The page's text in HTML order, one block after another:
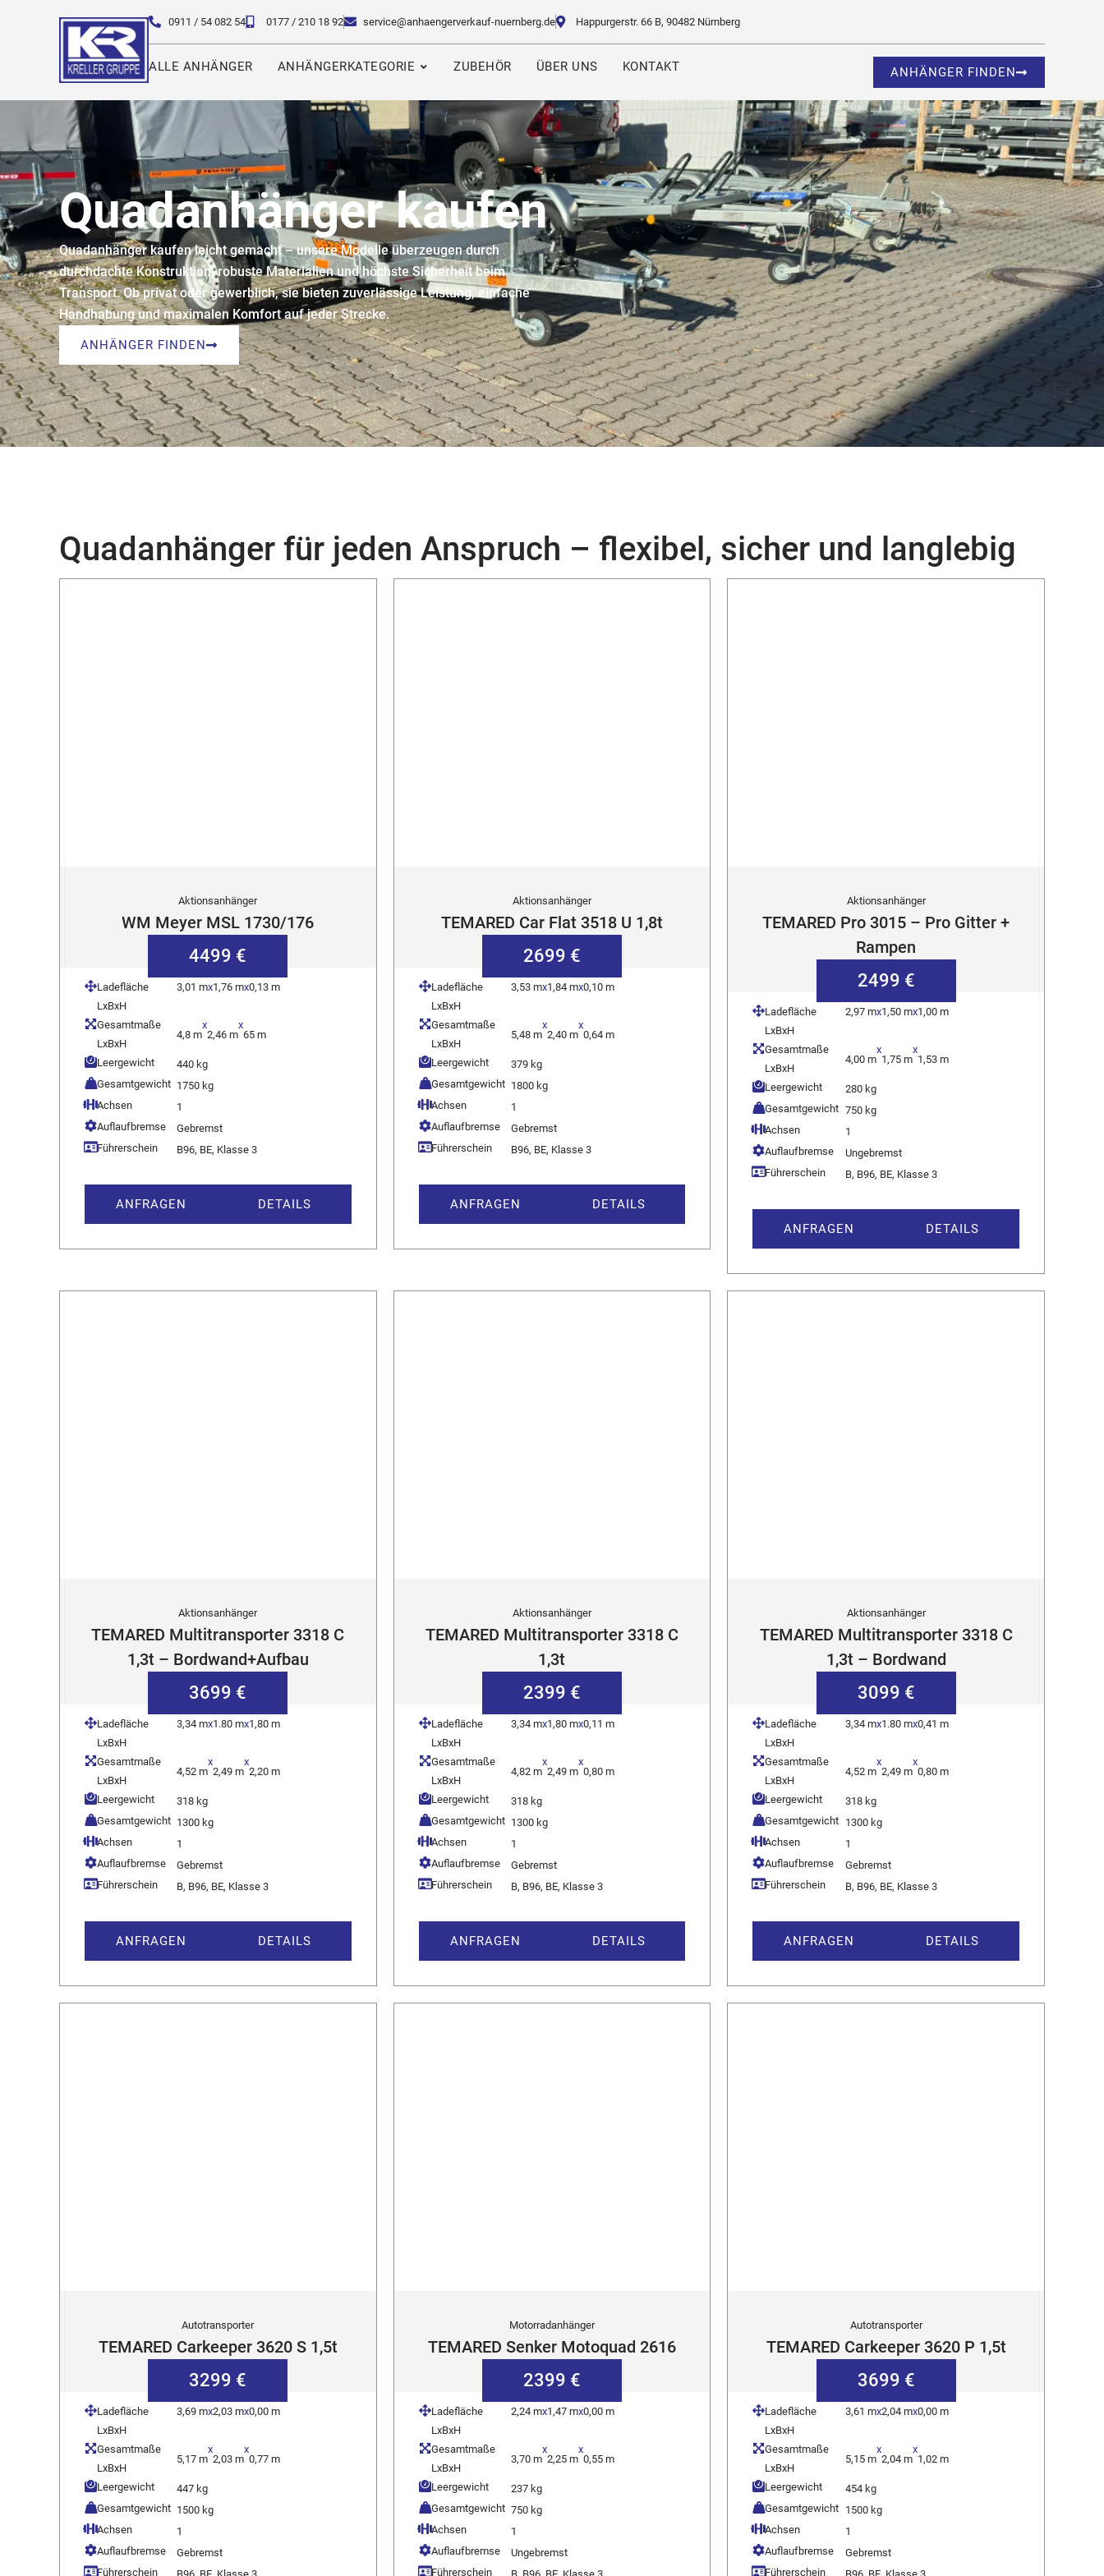
0911 / 54 082 54 0177 / 210 18 92 service@anhaengerverkauf-nuernberg.de Happurgerstr. 66 B, 90482 Nürnberg
ALLE ANHÄNGER ANHÄNGERKATEGORIE ZUBEHÖR ÜBER UNS KONTAKT ANHÄNGER FINDEN
Quadanhänger kaufen
Quadanhänger kaufen leicht gemacht – unsere Modelle überzeugen durch
durchdachte Konstruktion, robuste Materialien und höchste Sicherheit beim
Transport. Ob privat oder gewerblich, sie bieten zuverlässige Leistung, einfache
Handhabung und maximalen Komfort auf jeder Strecke.
ANHÄNGER FINDEN
Quadanhänger für jeden Anspruch – flexibel, sicher und langlebig
Aktionsanhänger
WM Meyer MSL 1730/176
4499 €
Ladefläche
LxBxH
3,01 mx1,76 mx0,13 m
Gesamtmaße
LxBxH
4,8 m
x
2,46 m
x
65 m
Leergewicht
440 kg
Gesamtgewicht 1750 kg
Achsen
1
Auflaufbremse
Gebremst
Führerschein
B96, BE, Klasse 3
ANFRAGEN DETAILS
Aktionsanhänger
TEMARED Car Flat 3518 U 1,8t
2699 €
Ladefläche
LxBxH
3,53 mx1,84 mx0,10 m
Gesamtmaße
LxBxH
5,48 m
x
2,40 m
x
0,64 m
Leergewicht
379 kg
Gesamtgewicht 1800 kg
Achsen
1
Auflaufbremse
Gebremst
Führerschein
B96, BE, Klasse 3
ANFRAGEN DETAILS
Aktionsanhänger
TEMARED Pro 3015 – Pro Gitter +
Rampen
2499 €
Ladefläche
LxBxH
2,97 mx1,50 mx1,00 m
Gesamtmaße
LxBxH
4,00 m
x
1,75 m
x
1,53 m
Leergewicht
280 kg
Gesamtgewicht 750 kg
Achsen
1
Auflaufbremse
Ungebremst
Führerschein
B, B96, BE, Klasse 3
ANFRAGEN DETAILS
Aktionsanhänger
TEMARED Multitransporter 3318 C
1,3t – Bordwand+Aufbau
3699 €
Ladefläche
LxBxH
3,34 mx1.80 mx1,80 m
Gesamtmaße
LxBxH
4,52 m
x
2,49 m
x
2,20 m
Leergewicht
318 kg
Gesamtgewicht 1300 kg
Achsen
1
Auflaufbremse
Gebremst
Führerschein
B, B96, BE, Klasse 3
ANFRAGEN DETAILS
Aktionsanhänger
TEMARED Multitransporter 3318 C
1,3t
2399 €
Ladefläche
LxBxH
3,34 mx1,80 mx0,11 m
Gesamtmaße
LxBxH
4,82 m
x
2,49 m
x
0,80 m
Leergewicht
318 kg
Gesamtgewicht 1300 kg
Achsen
1
Auflaufbremse
Gebremst
Führerschein
B, B96, BE, Klasse 3
ANFRAGEN DETAILS
Aktionsanhänger
TEMARED Multitransporter 3318 C
1,3t – Bordwand
3099 €
Ladefläche
LxBxH
3,34 mx1.80 mx0,41 m
Gesamtmaße
LxBxH
4,52 m
x
2,49 m
x
0,80 m
Leergewicht
318 kg
Gesamtgewicht 1300 kg
Achsen
1
Auflaufbremse
Gebremst
Führerschein
B, B96, BE, Klasse 3
ANFRAGEN DETAILS
Autotransporter
TEMARED Carkeeper 3620 S 1,5t
3299 €
Ladefläche
LxBxH
3,69 mx2,03 mx0,00 m
Gesamtmaße
LxBxH
5,17 m
x
2,03 m
x
0,77 m
Leergewicht
447 kg
Gesamtgewicht 1500 kg
Achsen
1
Auflaufbremse
Gebremst
Führerschein
B96, BE, Klasse 3
Motorradanhänger
TEMARED Senker Motoquad 2616
2399 €
Ladefläche
LxBxH
2,24 mx1,47 mx0,00 m
Gesamtmaße
LxBxH
3,70 m
x
2,25 m
x
0,55 m
Leergewicht
237 kg
Gesamtgewicht 750 kg
Achsen
1
Auflaufbremse
Ungebremst
Führerschein
B, B96, BE, Klasse 3
Autotransporter
TEMARED Carkeeper 3620 P 1,5t
3699 €
Ladefläche
LxBxH
3,61 mx2,04 mx0,00 m
Gesamtmaße
LxBxH
5,15 m
x
2,04 m
x
1,02 m
Leergewicht
454 kg
Gesamtgewicht 1500 kg
Achsen
1
Auflaufbremse
Gebremst
Führerschein
B96, BE, Klasse 3